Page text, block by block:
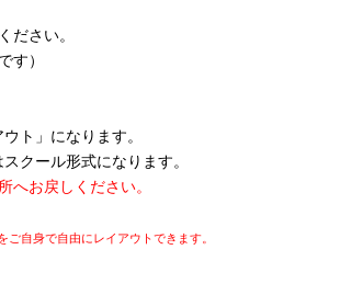
ださい。
す）
ト」になります。
クール形式になります。
へお戻しください。
自身で自由にレイアウトできます。